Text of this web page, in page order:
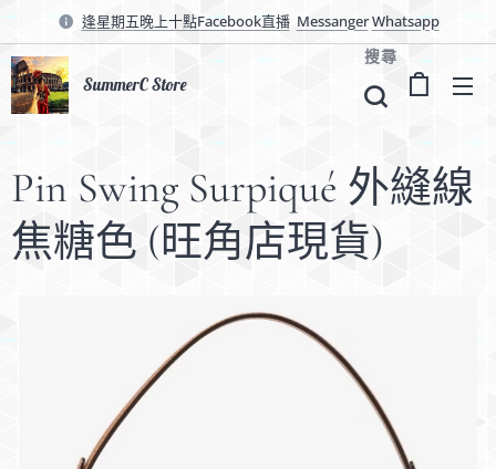
逢星期五晚上十點Facebook直播 MessangerWhatsapp
SummerC Store
搜尋
Pin Swing Surpiqué 外縫線
焦糖色 (旺角店現貨)